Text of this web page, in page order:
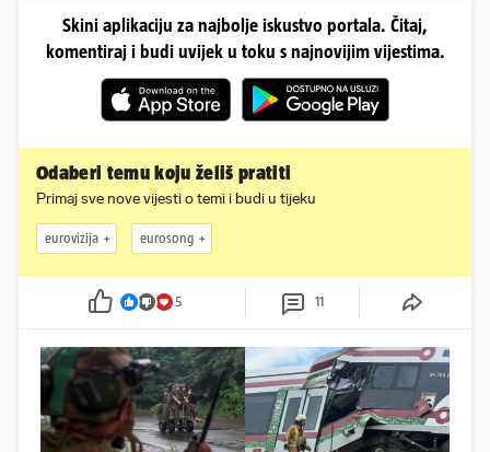
Skini aplikaciju za najbolje iskustvo portala. Čitaj,
komentiraj i budi uvijek u toku s najnovijim vijestima.
Odaberi temu koju želiš pratiti
Primaj sve nove vijesti o temi i budi u tijeku
eurovizija eurosong
5 11